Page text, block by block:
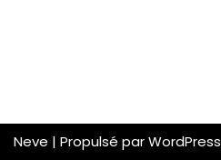
Neve | Propulsé parWordPress